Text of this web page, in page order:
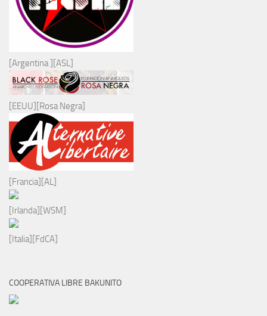
[Argentina ][ASL]
[EEUU][Rosa Negra]
[Francia][AL]
[Irlanda][WSM]
[Italia][FdCA]
COOPERATIVA LIBRE BAKUNITO